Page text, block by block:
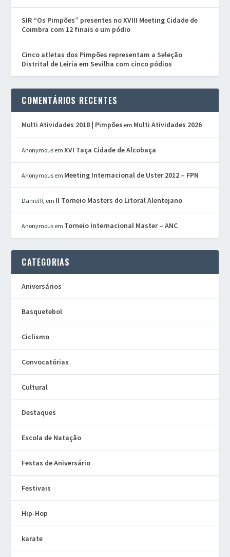
SIR “Os Pimpões” presentes no XVIII Meeting Cidade de
Coimbra com 12 finais e um pódio
Cinco atletas dos Pimpões representam a Seleção
Distrital de Leiria em Sevilha com cinco pódios
COMENTÁRIOS RECENTES
Multi Atividades 2018 | Pimpões em Multi Atividades 2026
Anonymous emXVI Taça Cidade de Alcobaça
Anonymous em Meeting Internacional de Uster 2012 – FPN
Daniel R, em II Torneio Masters do Litoral Alentejano
Anonymous em Torneio Internacional Master – ANC
CATEGORIAS
Aniversários
Basquetebol
Ciclismo
Convocatórias
Cultural
Destaques
Escola de Natação
Festas de Aniversário
Festivais
Hip-Hop
karate